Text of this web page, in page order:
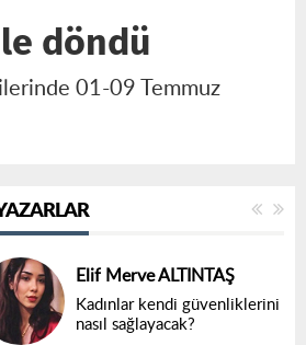
döndü
01-09 Temmuz
Elif Merve ALTINTAŞ
Kadınlar kendi güvenliklerini
nasıl sağlayacak?